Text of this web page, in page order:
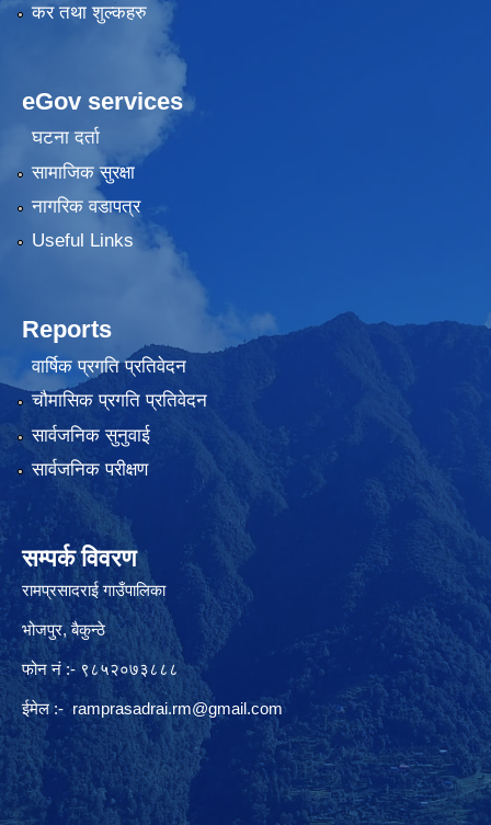
कर तथा शुल्कहरु
eGov services
घटना दर्ता
सामाजिक सुरक्षा
नागरिक वडापत्र
Useful Links
Reports
वार्षिक प्रगति प्रतिवेदन
चौमासिक प्रगति प्रतिवेदन
सार्वजनिक सुनुवाई
सार्वजनिक परीक्षण
सम्पर्क विवरण
रामप्रसादराई गाउँपालिका
भोजपुर, बैकुन्ठे
फोन नं :- ९८५२०७३८८८
ईमेल :-ramprasadrai.rm@gmail.com